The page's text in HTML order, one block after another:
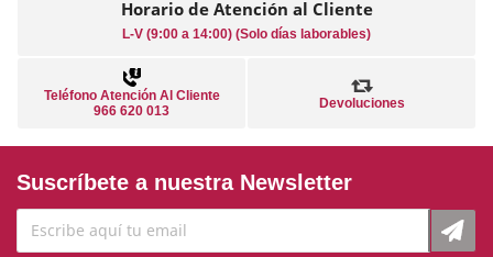
Horario de Atención al Cliente
L-V (9:00 a 14:00) (Solo días laborables)
Teléfono Atención Al Cliente
966 620 013
Devoluciones
Suscríbete a nuestra Newsletter